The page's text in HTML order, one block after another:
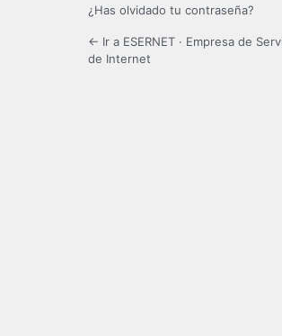
¿Has olvidado tu contraseña?
← Ir a ESERNET · Empresa de
de Internet